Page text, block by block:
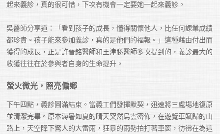
起來義診，真的很可惜，下次有機會一定要她一起來義診。
吳醫師分享道：「看到孩子的成長，懂得關懷他人，比任何課業成績
都珍貴。孩子能來參加義診，真的是他們的福報。」這種藉由付出而
獲得的成長，正是許晉銘醫師和王津勝醫師多次提到的，義診最大的
收獲往往在於參與者自身的生命提升。
螢火微光，照亮偏鄉
下午四點，義診圓滿結束。當義工們發揮默契，迅速將三處場地復原
並清潔完畢。原本溽暑如夏的晴天突然烏雲密佈，在遊覽車賦歸的山
路上，天空降下驚人的大雷雨，狂暴的雨勢拍打著車窗，彷彿在為這